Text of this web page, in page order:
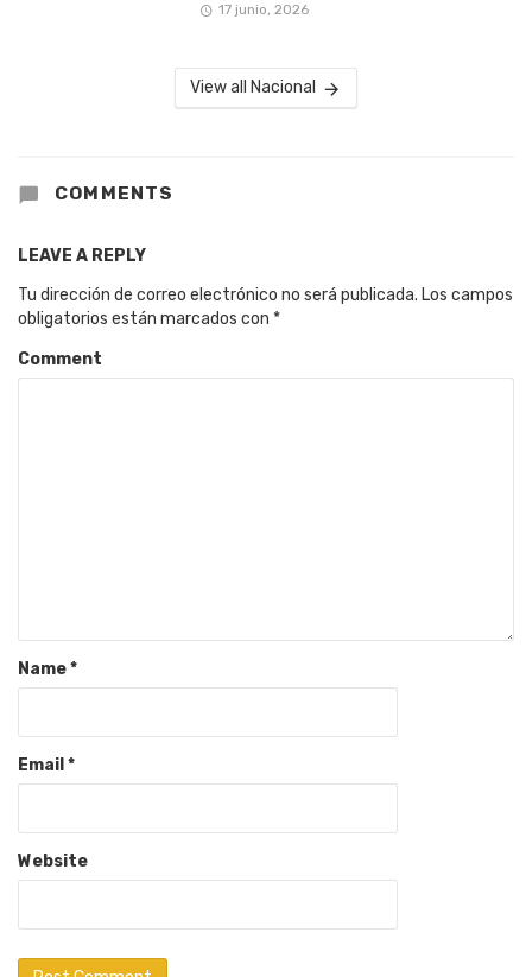
17 junio, 2026
View all Nacional
COMMENTS
LEAVE A REPLY
Tu dirección de correo electrónico no será publicada. Los campos
obligatorios están marcados con *
Comment
Name*
Email *
Website